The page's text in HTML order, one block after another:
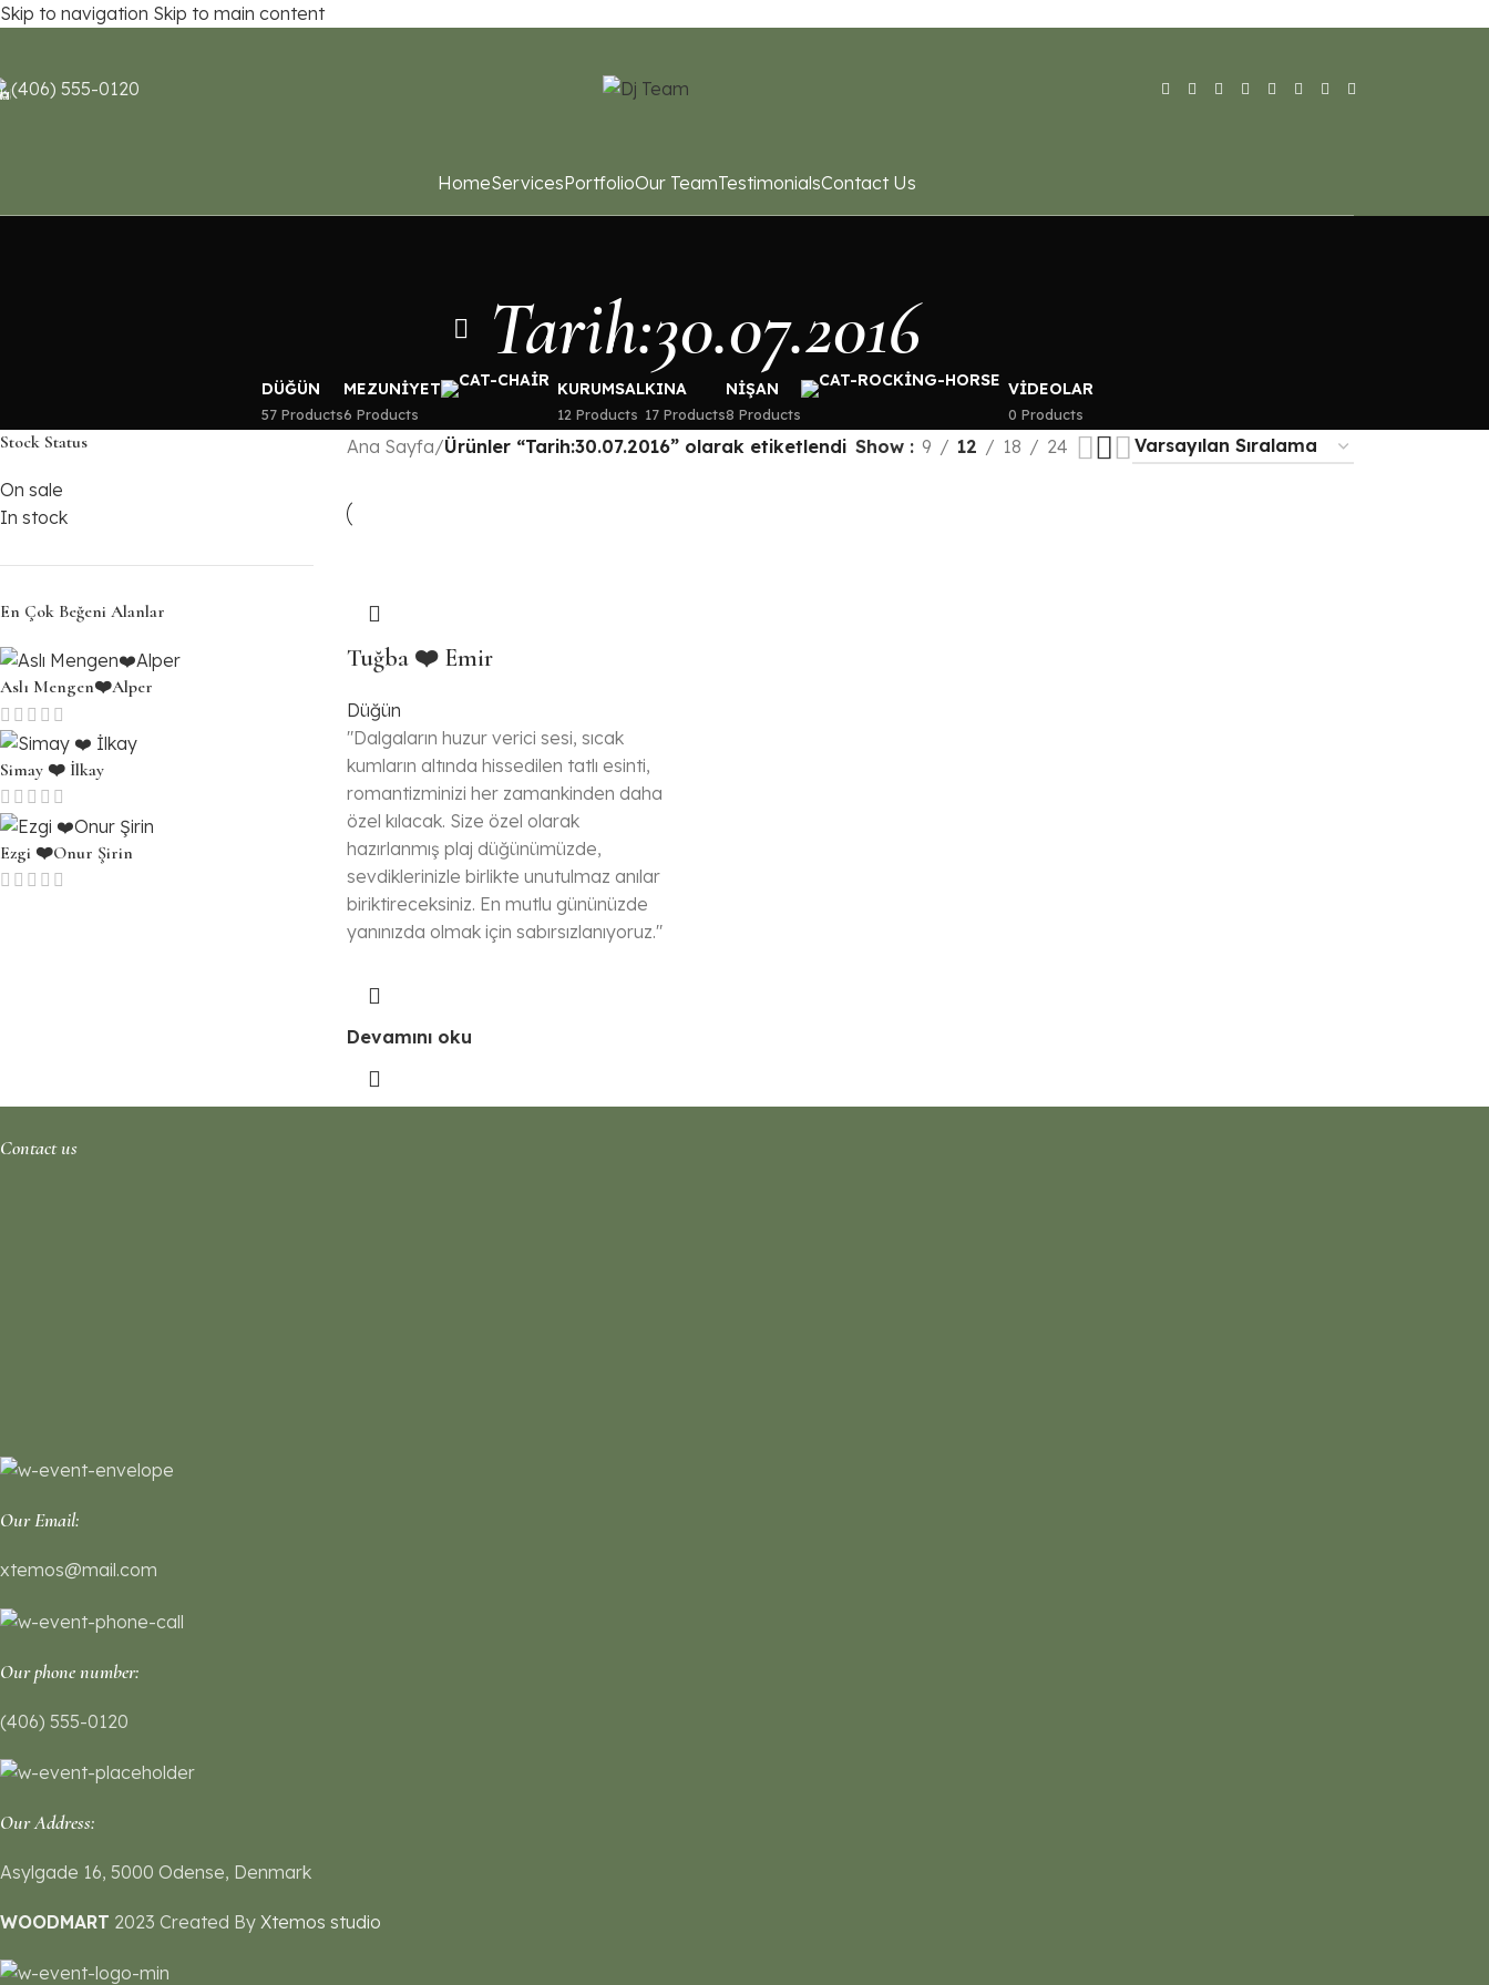
Skip to navigation Skip to main content
(406) 555-0120
HomeServicesPortfolioOur TeamTestimonialsContact Us
Tarih:30.07.2016
DÜĞÜN
57 Products
MEZUNIYET
6 Products
KURUMSAL
12 Products
KINA
17 Products
NIŞAN
8 Products
VIDEOLAR
0 Products
Stock Status
On sale
In stock
En Çok Beğeni Alanlar
Aslı Mengen❤️Alper
Simay ❤️ İlkay
Ezgi ❤️Onur Şirin
Ana Sayfa/Ürünler “Tarih:30.07.2016” olarak etiketlendi Show 9 12 18 24
Tuğba ❤️ Emir
Düğün
"Dalgaların huzur verici sesi, sıcak
kumların altında hissedilen tatlı esinti,
romantizminizi her zamankinden daha
özel kılacak. Size özel olarak
hazırlanmış plaj düğünümüzde,
sevdiklerinizle birlikte unutulmaz anılar
biriktireceksiniz. En mutlu gününüzde
yanınızda olmak için sabırsızlanıyoruz."
Devamını oku
Contact us
Our Email:
xtemos@mail.com
Our phone number:
(406) 555-0120
Our Address:
Asylgade 16, 5000 Odense, Denmark
WOODMART 2023 Created By Xtemos studio